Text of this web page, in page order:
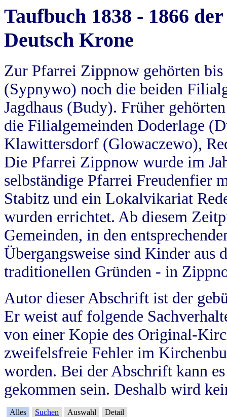
Taufbuch 1838 - 1866
Deutsch Krone
Zur Pfarrei Zippnow gehörten
(Sypnywo) noch die beiden
Jagdhaus (Budy). Früher
die Filialgemeinden Doderlage
Klawittersdorf (Glowaczewo),
Die Pfarrei Zippnow wurde im
selbständige Pfarrei Freudenfier
Stabitz und ein Lokalvikariat
wurden errichtet. Ab diesem
Gemeinden, in den
Übergangsweise sind Kinder aus
traditionellen Gründen - in
Autor dieser Abschrift ist der
Er weist auf folgende
von einer Kopie des Original-
zweifelsfreie Fehler im
worden. Bei der Abschrift kann
gekommen sein. Deshalb wird
Alles Suchen Auswahl Detail